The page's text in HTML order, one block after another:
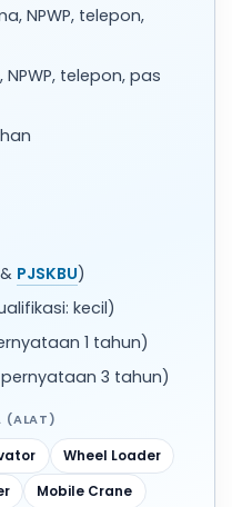
NPWP, telepon,
telepon, pas
& PJSKBU)
kecil)
1 tahun)
3 tahun)
(ALAT)
Wheel Loader
Mobile Crane